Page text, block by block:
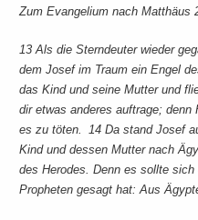
Zum Evangelium nach Matthäus
13 Als die Sterndeuter wieder
dem Josef im Traum ein Engel
das Kind und seine Mutter und
dir etwas anderes auftrage;
es zu töten. 14 Da stand Josef
Kind und dessen Mutter nach
des Herodes. Denn es sollte
Propheten gesagt hat: Aus